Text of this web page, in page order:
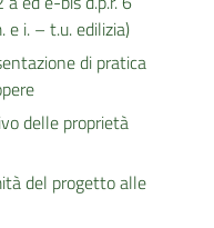
e i. – t.u. edilizia)
di pratica
delle proprietà
del progetto alle